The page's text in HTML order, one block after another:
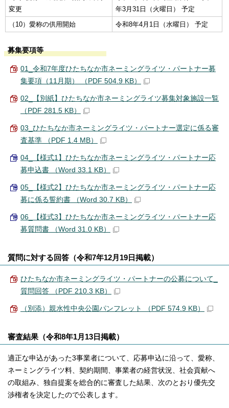
変更
年3月31日（火曜日） 予定
（10）愛称の供用開始
令和8年4月1日（水曜日） 予定
募集要項等
01_令和7年度ひたちなか市ネーミングライツ・パートナー募
集要項（11月期） （PDF 504.9 KB）
02_【別紙】ひたちなか市ネーミングライツ募集対象施設一覧
（PDF 281.5 KB）
03_ひたちなか市ネーミングライツ・パートナー選定に係る審
査基準 （PDF 1.4 MB）
04_【様式1】ひたちなか市ネーミングライツ・パートナー応
募申込書 （Word 33.1 KB）
05_【様式2】ひたちなか市ネーミングライツ・パートナー応
募に係る誓約書 （Word 30.7 KB）
06_【様式3】ひたちなか市ネーミングライツ・パートナー応
募質問書 （Word 31.0 KB）
質問に対する回答（令和7年12月19日掲載）
ひたちなか市ネーミングライツ・パートナーの公募について_
質問回答 （PDF 210.3 KB）
（別添）親水性中央公園パンフレット （PDF 574.9 KB）
審査結果（令和8年1月13日掲載）
適正な申込があった3事業者について、応募申込に沿って、愛称、
ネーミングライツ料、契約期間、事業者の経営状況、社会貢献へ
の取組み、独自提案を総合的に審査した結果、次のとおり優先交
渉権者を決定したので公表します。